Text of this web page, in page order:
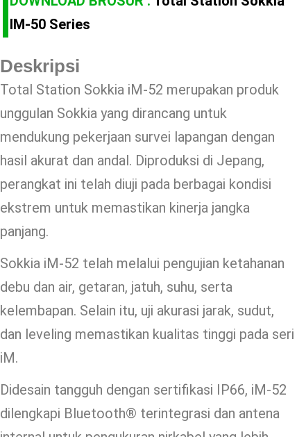
IM-50 Series
Deskripsi
Total Station Sokkia iM-52 merupakan produk
unggulan Sokkia yang dirancang untuk
mendukung pekerjaan survei lapangan dengan
hasil akurat dan andal. Diproduksi di Jepang,
perangkat ini telah diuji pada berbagai kondisi
ekstrem untuk memastikan kinerja jangka
panjang.
Sokkia iM-52 telah melalui pengujian ketahanan
debu dan air, getaran, jatuh, suhu, serta
kelembapan. Selain itu, uji akurasi jarak, sudut,
dan leveling memastikan kualitas tinggi pada seri
iM.
Didesain tangguh dengan sertifikasi IP66, iM-52
dilengkapi Bluetooth® terintegrasi dan antena